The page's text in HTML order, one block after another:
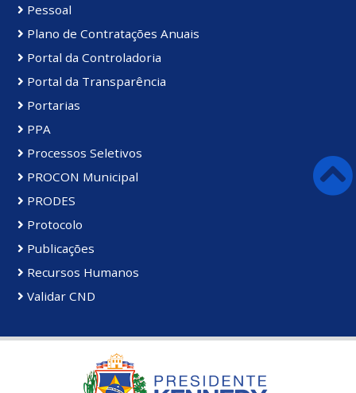
Pessoal
Plano de Contratações Anuais
Portal da Controladoria
Portal da Transparência
Portarias
PPA
Processos Seletivos
PROCON Municipal
PRODES
Protocolo
Publicações
Recursos Humanos
Validar CND